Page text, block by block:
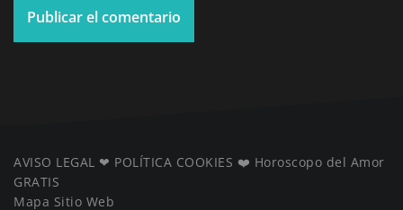
AVISO LEGAL ❤ ️ POLÍTICA COOKIES ❤️ Horoscopo del Amor
GRATIS
Mapa Sitio Web